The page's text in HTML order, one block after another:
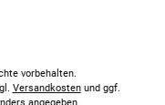
vorbehalten.
Versandkostenund ggf.